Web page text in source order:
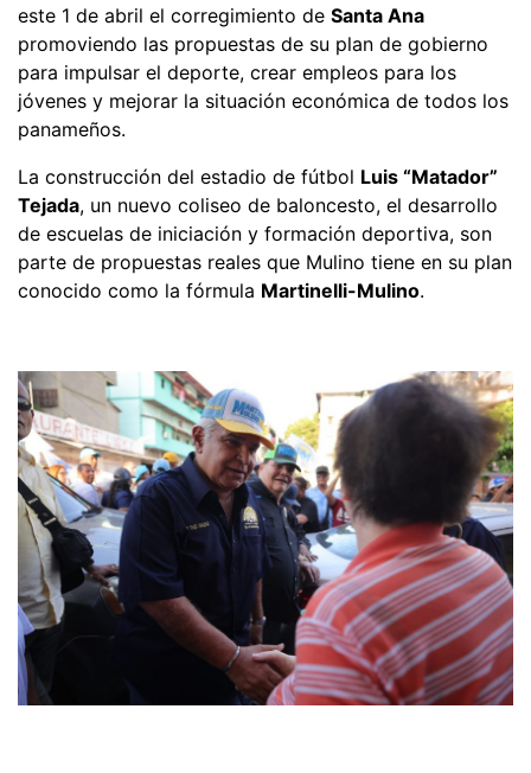
este 1 de abril el corregimiento de Santa Ana
promoviendo las propuestas de su plan de gobierno
para impulsar el deporte, crear empleos para los
jóvenes y mejorar la situación económica de todos los
panameños.
La construcción del estadio de fútbol Luis “Matador”
Tejada, un nuevo coliseo de baloncesto, el desarrollo
de escuelas de iniciación y formación deportiva, son
parte de propuestas reales que Mulino tiene en su plan
conocido como la fórmula Martinelli-Mulino.